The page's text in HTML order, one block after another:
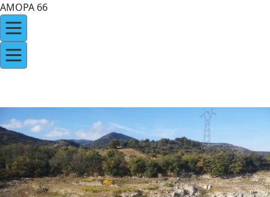
AMOPA 66